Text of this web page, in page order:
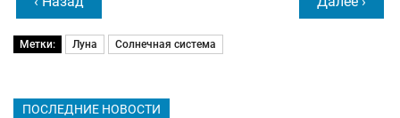
Метки: Луна Солнечная система
ПОСЛЕДНИЕ НОВОСТИ